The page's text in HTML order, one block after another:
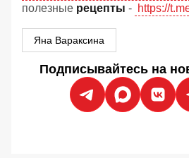
полезные рецепты - https://
Яна Вараксина
Подписывайтесь на